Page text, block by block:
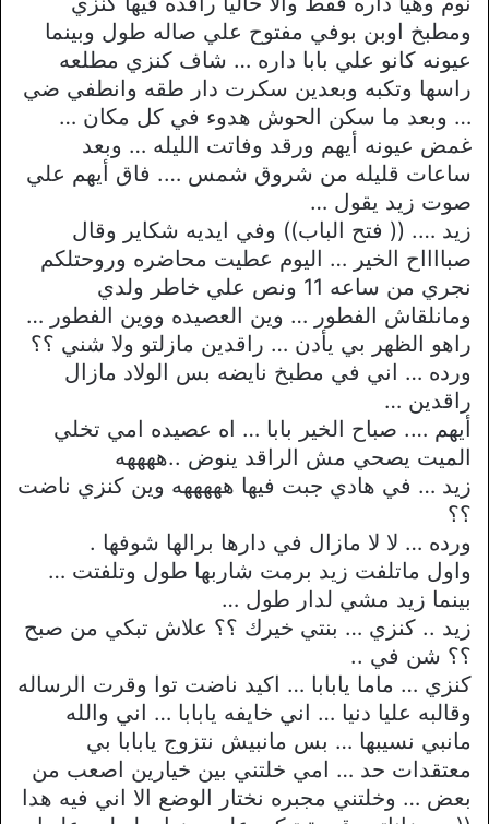
ومطبخ اوبن بوفي مفتوح علي صاله طول وبينما
عيونه كانو علي بابا داره … شاف كنزي مطلعه
راسها وتكبه وبعدين سكرت دار طقه وانطفي ضي
… وبعد ما سكن الحوش هدوء في كل مكان …
غمض عيونه أيهم ورقد وفاتت الليله … وبعد
ساعات قليله من شروق شمس …. فاق أيهم علي
صوت زيد يقول …
زيد …. (( فتح الباب)) وفي ايديه شكاير وقال
صبااااح الخير … اليوم عطيت محاضره وروحتلكم
نجري من ساعه 11 ونص علي خاطر ولدي
ومانلقاش الفطور … وين العصيده ووين الفطور …
راهو الظهر بي يأدن … راقدين مازلتو ولا شني ؟؟
ورده … اني في مطبخ نايضه بس الولاد مازال
راقدين …
أيهم …. صباح الخير بابا … اه عصيده امي تخلي
الميت يصحي مش الراقد ينوض ..ههههه
زيد … في هادي جبت فيها هههههه وين كنزي ناضت
؟؟
ورده … لا لا مازال في دارها برالها شوفها .
واول ماتلفت زيد برمت شاربها طول وتلفتت …
بينما زيد مشي لدار طول …
زيد .. كنزي … بنتي خيرك ؟؟ علاش تبكي من صبح
؟؟ شن في ..
كنزي … ماما يابابا … اكيد ناضت توا وقرت الرساله
وقالبه عليا دنيا … اني خايفه يابابا … اني والله
مانبي نسيبها … بس مانبيش نتزوج يابابا بي
معتقدات حد … امي خلتني بين خيارين اصعب من
بعض … وخلتني مجبره نختار الوضع الا اني فيه هدا